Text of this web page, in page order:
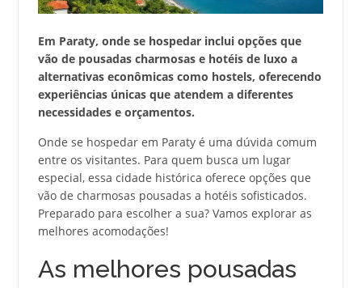
Em Paraty, onde se hospedar inclui opções que
vão de pousadas charmosas e hotéis de luxo a
alternativas econômicas como hostels, oferecendo
experiências únicas que atendem a diferentes
necessidades e orçamentos.
Onde se hospedar em Paraty é uma dúvida comum
entre os visitantes. Para quem busca um lugar
especial, essa cidade histórica oferece opções que
vão de charmosas pousadas a hotéis sofisticados.
Preparado para escolher a sua? Vamos explorar as
melhores acomodações!
As melhores pousadas